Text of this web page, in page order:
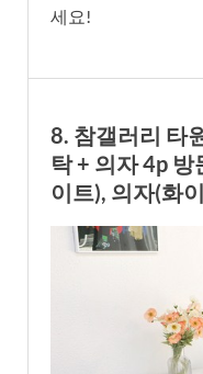
세요!
8. 참갤러리 타
탁 + 의자 4p
이트), 의자(화